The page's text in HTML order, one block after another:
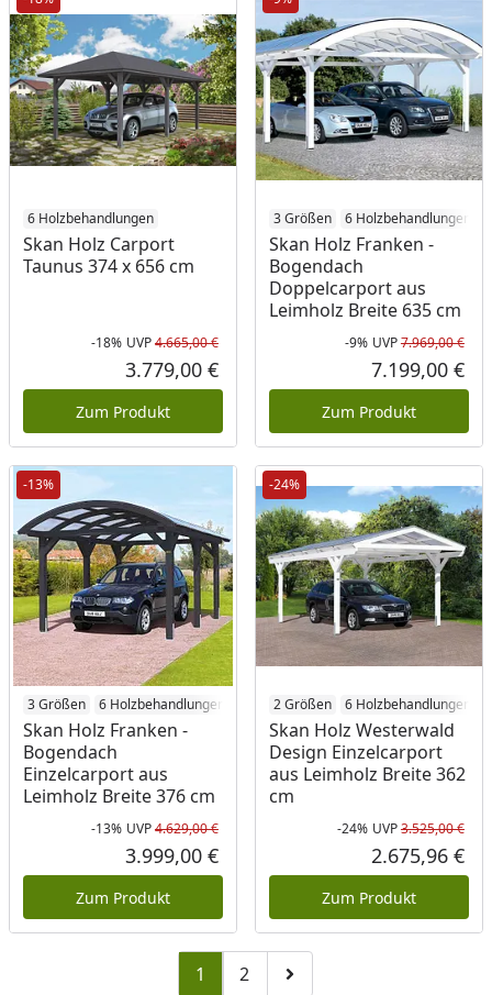
6 Holzbehandlungen
Skan Holz Carport
Taunus 374 x 656 cm
Rabatt in Prozent
-18%
Ursprünglicher Preis
UVP4.665,00 €
Aktueller Preis
3.779,00 €
Zum Produkt
3 Größen 6 Holzbehandlungen
Skan Holz Franken -
Bogendach
Doppelcarport aus
Leimholz Breite 635 cm
-9% UVP7.969,00 €
7.199,00 €
Zum Produkt
-13%
3 Größen 6 Holzbehandlungen
Skan Holz Franken -
Bogendach
Einzelcarport aus
Leimholz Breite 376 cm
Rabatt in Prozent
-13%
Ursprünglicher Preis
UVP4.629,00 €
Aktueller Preis
3.999,00 €
Zum Produkt
-24%
2 Größen 6 Holzbehandlungen
Skan Holz Westerwald
Design Einzelcarport
aus Leimholz Breite 362
cm
-24% UVP3.525,00 €
2.675,96 €
Zum Produkt
1 Zu Seite 2
2 Zur nächsten Seite